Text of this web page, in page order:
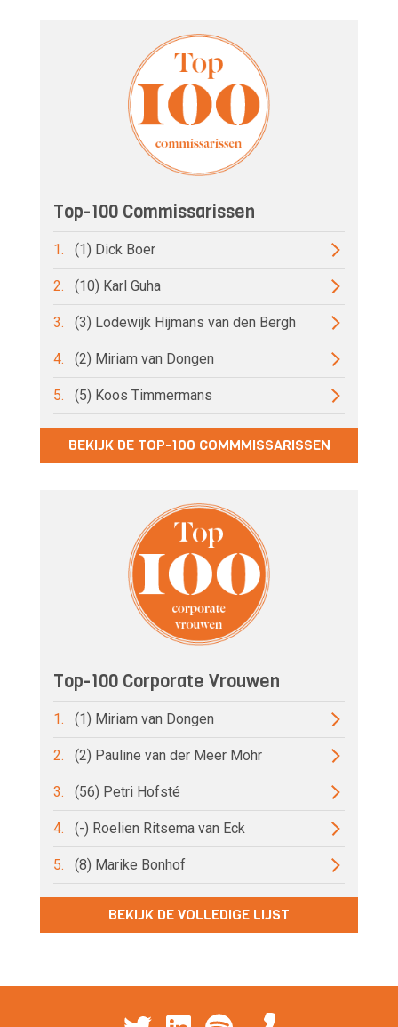
Top-100 Commissarissen
1. (1) Dick Boer
2. (10) Karl Guha
3. (3) Lodewijk Hijmans van den Bergh
4. (2) Miriam van Dongen
5. (5) Koos Timmermans
BEKIJK DE TOP-100 COMMMISSARISSEN
Top-100 Corporate Vrouwen
1. (1) Miriam van Dongen
2. (2) Pauline van der Meer Mohr
3. (56) Petri Hofsté
4. (-) Roelien Ritsema van Eck
5. (8) Marike Bonhof
BEKIJK DE VOLLEDIGE LIJST